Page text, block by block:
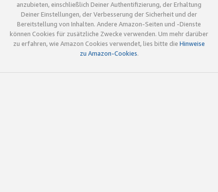
anzubieten, einschließlich Deiner Authentifizierung, der Erhaltung
Deiner Einstellungen, der Verbesserung der Sicherheit und der
Bereitstellung von Inhalten. Andere Amazon-Seiten und -Dienste
können Cookies für zusätzliche Zwecke verwenden. Um mehr darüber
zu erfahren, wie Amazon Cookies verwendet, lies bitte die Hinweise
zu Amazon-Cookies.